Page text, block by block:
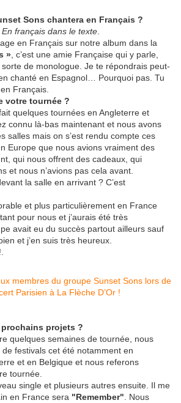
Sons chantera en Français ?
En français dans le texte
en Français sur notre album dans la
» , c’est une amie Française qui y parle,
de monologue. Je te répondrais peut-
chanté en Espagnol… Pourquoi pas. Tu
Français.
votre tournée ?
quelques tournées en Angleterre et
connu là-bas maintenant et nous avons
salles mais on s’est rendu compte ces
Europe que nous avions vraiment des
qui nous offrent des cadeaux, qui
et nous n’avions pas cela avant.
la salle en arrivant ? C’est
et plus particulièrement en France
pour nous et j’aurais été très
avait eu du succès partout ailleurs sauf
et j’en suis très heureux.
projets ?
quelques semaines de tournée, nous
festivals cet été notamment en
et en Belgique et nous referons
tournée.
single et plusieurs autres ensuite. Il me
en France sera "Remember" . Nous